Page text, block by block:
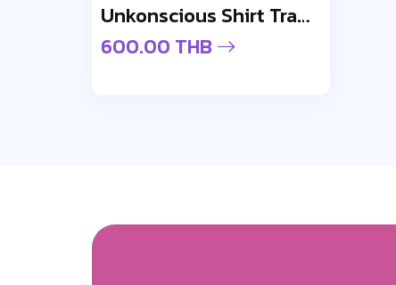
Unkonscious Shirt Trance Global Fam
600.00 THB